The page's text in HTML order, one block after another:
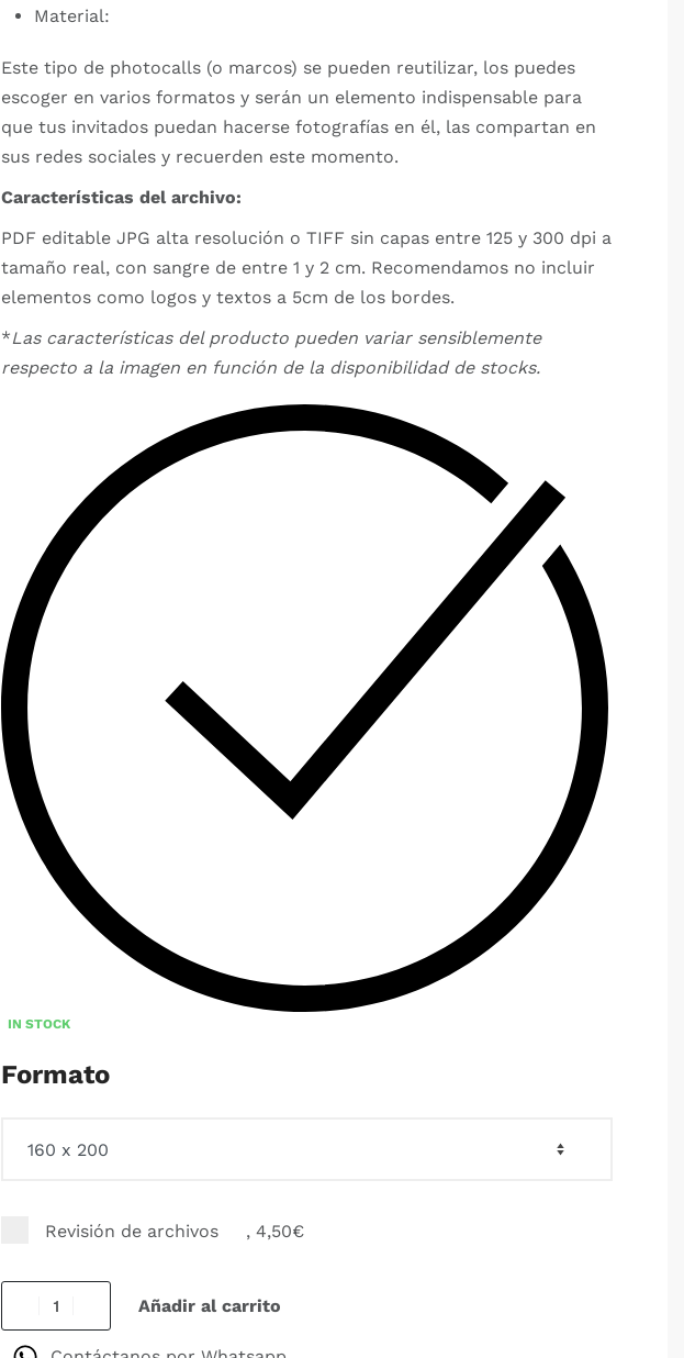
Material:
Este tipo de photocalls (o marcos) se pueden reutilizar, los puedes
escoger en varios formatos y serán un elemento indispensable para
que tus invitados puedan hacerse fotografías en él, las compartan en
sus redes sociales y recuerden este momento.
Características del archivo:
PDF editable JPG alta resolución o TIFF sin capas entre 125 y 300 dpi a
tamaño real, con sangre de entre 1 y 2 cm. Recomendamos no incluir
elementos como logos y textos a 5cm de los bordes.
*Las características del producto pueden variar sensiblemente
respecto a la imagen en función de la disponibilidad de stocks.
IN STOCK
Formato
Revisión de archivos , 4,50€
Añadir al carrito